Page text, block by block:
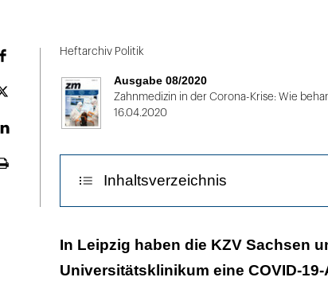
Plattform
Heftarchiv Politik
Ausgabe 08/2020
Zahnmedizin in der Corona-Krise: Wie
16.04.2020
Inhaltsverzeichnis
Die Mitarbeiter sehen aus wie vom Mars
Über 100 Praxen meldeten sich auf
In Leipzig haben die KZV Sachsen
Universitätsklinikum eine COVID-